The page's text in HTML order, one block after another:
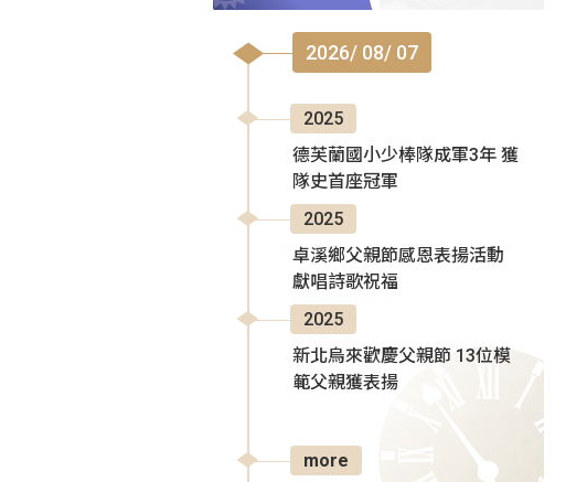
2026/ 08/ 07
2025
德芙蘭國小少棒隊成軍3年 獲
隊史首座冠軍
2025
卓溪鄉父親節感恩表揚活動
獻唱詩歌祝福
2025
新北烏來歡慶父親節 13位模
範父親獲表揚
more